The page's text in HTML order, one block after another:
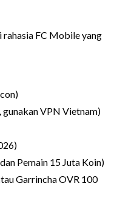
FC Mobile yang
VPN Vietnam)
Pemain 15 Juta Koin)
Garrincha OVR 100